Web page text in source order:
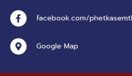
facebook.com/
Google Map